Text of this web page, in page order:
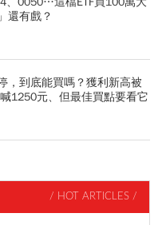
還有戲？
，到底能買嗎？獲利新高被
1250元、但最佳買點要看它
/ HOT ARTICLES /